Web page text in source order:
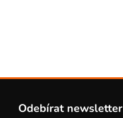
Odebírat newsletter